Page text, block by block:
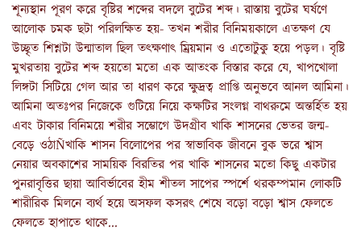
শূন্যস্থান পূরণ করে বৃষ্টির শব্দের বদলে বুটের শব্দ। রাস্তায় বুটের ঘর্ষণে
আলোক চমক ছটা পরিলক্ষিত হয়- তখন শরীর বিনিময়কালে এতক্ষণ যে
উচ্ছৃত শিশ্নটা উন্মাতাল ছিল তৎক্ষণাৎ ম্রিয়মান ও এতোটুকু হয়ে পড়ল। বৃষ্টি
মুখরতায় বুটের শব্দ হয়তো মতো এক আতংক বিস্তার করে যে, খাপখোলা
লিঙ্গটা সিটিয়ে গেল আর তা ধারণ করে ক্ষুদ্রত্ব প্রাপ্তি অনুভবে আনল আমিনা।
আমিনা অতঃপর নিজেকে গুটিয়ে নিয়ে কক্ষটির সংলগ্ন বাথরুমে অন্তর্হিত হয়
এবং টাকার বিনিময়ে শরীর সম্ভোগে উদগ্রীব খাকি শাসনের ভেতর জন্ম-
বেড়ে ওঠাÑখাকি শাসন বিলোপের পর স্বাভাবিক জীবনে বুক ভরে শ্বাস
নেয়ার অবকাশের সাময়িক বিরতির পর খাকি শাসনের মতো কিছু একটার
পুনরাবৃত্তির ছায়া আবির্ভাবের হীম শীতল সাপের স্পর্শে থরকম্পমান লোকটি
শারীরিক মিলনে ব্যর্থ হয়ে অসফল কসরৎ শেষে বড়ো বড়ো শ্বাস ফেলতে
ফেলতে হাপাতে থাকে...